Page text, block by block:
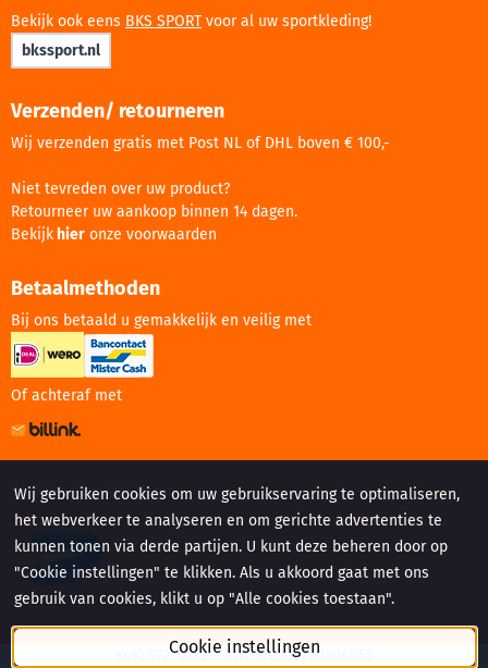
Bekijk ook eens BKS SPORT voor al uw sportkleding!
bkssport.nl
Verzenden/ retourneren
Wij verzenden gratis met Post NL of DHL boven € 100,-
Niet tevreden over uw product?
Retourneer uw aankoop binnen 14 dagen.
Bekijk hier onze voorwaarden
Betaalmethoden
Bij ons betaald u gemakkelijk en veilig met
Of achteraf met
Website gemaakt door:
KvK: 97216682 - Btw: NL005260506B55
Wij gebruiken cookies om uw gebruikservaring te optimaliseren,
het webverkeer te analyseren en om gerichte advertenties te
kunnen tonen via derde partijen. U kunt deze beheren door op
"Cookie instellingen" te klikken. Als u akkoord gaat met ons
gebruik van cookies, klikt u op "Alle cookies toestaan".
Cookie instellingen